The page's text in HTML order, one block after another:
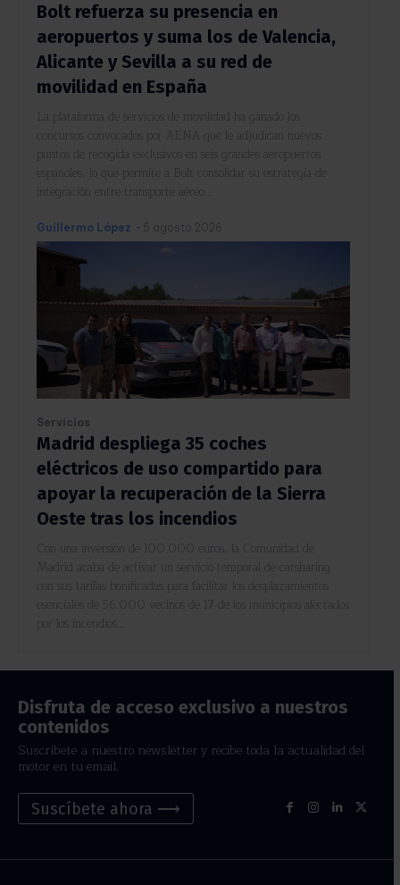
Bolt refuerza su presencia en
aeropuertos y suma los de Valencia,
Alicante y Sevilla a su red de
movilidad en España
La plataforma de servicios de movilidad ha ganado los
concursos convocados por AENA que le adjudican nuevos
puntos de recogida exclusivos en seis grandes aeropuertos
españoles, lo que permite a Bolt consolidar su estrategia de
integración entre transporte aéreo...
Guillermo López - 5 agosto 2026
Servicios
Madrid despliega 35 coches
eléctricos de uso compartido para
apoyar la recuperación de la Sierra
Oeste tras los incendios
Con una inversión de 100.000 euros, la Comunidad de
Madrid acaba de activar un servicio temporal de carsharing
con sus tarifas bonificadas para facilitar los desplazamientos
esenciales de 56.000 vecinos de 17 de los municipios afectados
por los incendios...
Disfruta de acceso exclusivo a nuestros
contenidos
Suscríbete a nuestro newsletter y recibe toda la actualidad del
motor en tu email.
Suscíbete ahora ⟶